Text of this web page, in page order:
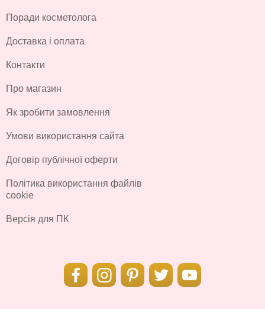
Поради косметолога
Доставка і оплата
Контакти
Про магазин
Як зробити замовлення
Умови використання сайта
Договір публічної оферти
Політика використання файлів
cookie
Версія для ПК